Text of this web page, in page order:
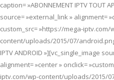
caption= »ABONNEMENT IPTV TOUT
source= »external_link » alignment=
custom_src= »https://mega-iptv.com/
content/uploads/2015/07/android.png
IPTV ANDROID »][vc_single_image
alignment= »center » onclick=
iptv.com/wp-content/uploads/2015/